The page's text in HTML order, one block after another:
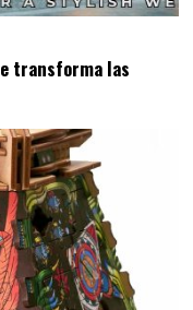
transforma las